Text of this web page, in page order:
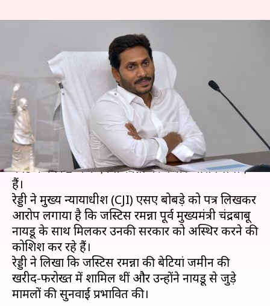
आंध्र प्रदेश: मुख्यमंत्री ने CJI बोबड़े को
लिखी चिट्ठी, जस्टिस रमन्ना पर लगाए
गंभीर आरोप
लेखन Oct 11, 2020 12:24 pm
क्या है खबर?
आंध्र प्रदेश के मुख्यमंत्री वाईएस जगनमोहन रेड्डी ने सुप्रीम
कोर्ट में नंबर 2 जज एनवी रमन्ना पर गंभीर आरोप लगाए
हैं।
रेड्डी ने मुख्य न्यायाधीश (CJI) एसए बोबड़े को पत्र लिखकर
आरोप लगाया है कि जस्टिस रमन्ना पूर्व मुख्यमंत्री चंद्रबाबू
नायडू के साथ मिलकर उनकी सरकार को अस्थिर करने की
कोशिश कर रहे हैं।
रेड्डी ने लिखा कि जस्टिस रमन्ना की बेटियां जमीन की
खरीद-फरोख्त में शामिल थीं और उन्होंने नायडू से जुड़े